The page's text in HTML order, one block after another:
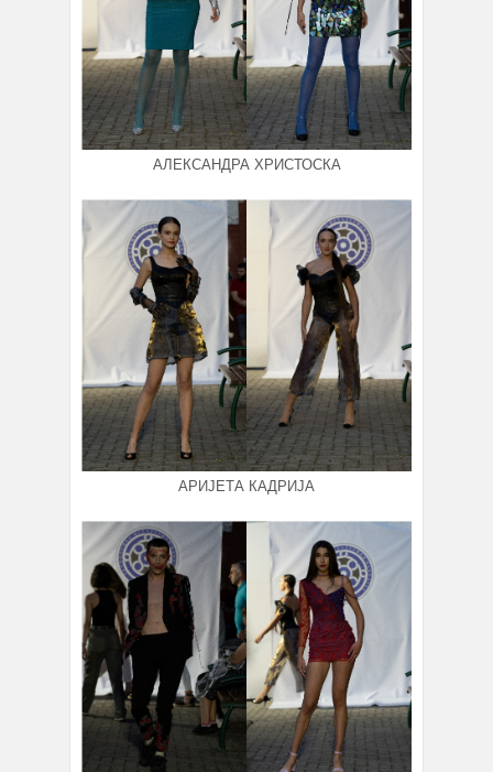
АЛЕКСАНДРА ХРИСТОСКА
АРИЈЕТА КАДРИЈА